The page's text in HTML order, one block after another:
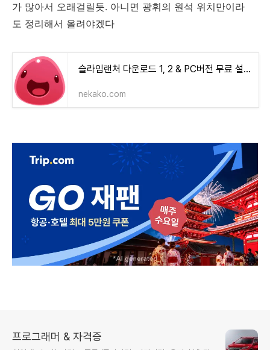
가 많아서 오래걸릴듯. 아니면 광휘의 원석 위치만이라
도 정리해서 올려야겠다
슬라임랜처 다운로드 1, 2 & PC버전 무료 설치 및 자주묻는질문 5가지 - 프로그램 다운로드 | 소프
nekako.com
프로그래머 & 자격증